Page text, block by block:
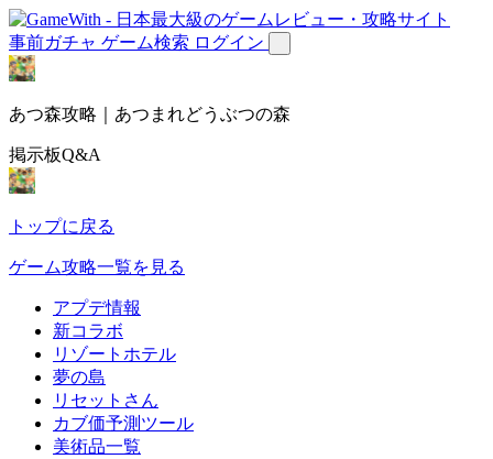
事前ガチャ ゲーム検索 ログイン
あつ森攻略｜あつまれどうぶつの森
掲示板Q&A
トップに戻る
ゲーム攻略一覧を見る
アプデ情報
新コラボ
リゾートホテル
夢の島
リセットさん
カブ価予測ツール
美術品一覧